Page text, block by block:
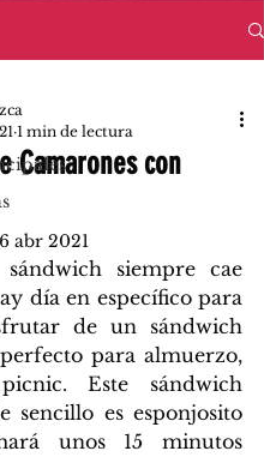
Camarones con
1 min de lectura
abr 2021
siempre cae
día en específico para
de un sándwich
para almuerzo,
Este sándwich
sencillo es esponjosito
unos 15 minutos